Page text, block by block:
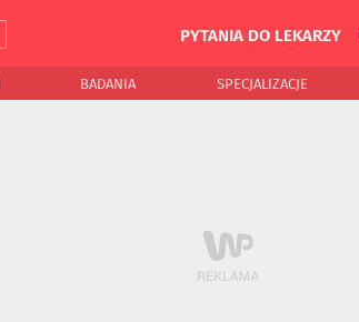
PYTANIA DO LEKARZY
BADANIA SPECJALIZACJE